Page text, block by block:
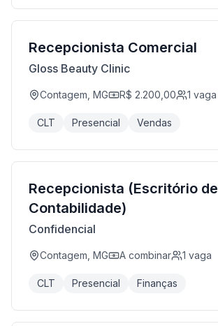
Recepcionista Comercial
Gloss Beauty Clinic
Contagem, MG R$ 2.200,00 1 vaga
CLT Presencial Vendas
Recepcionista (Escritório de
Contabilidade)
Confidencial
Contagem, MG A combinar 1 vaga
CLT Presencial Finanças